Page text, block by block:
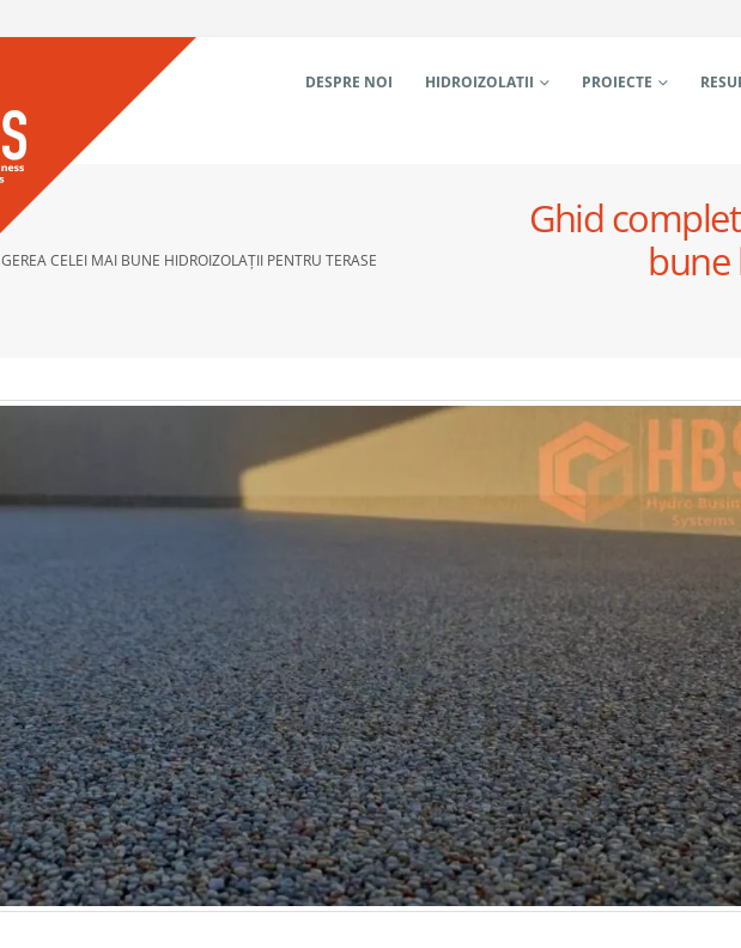
DESPRE NOI HIDROIZOLATII PROIECTE
CELEI MAI BUNE HIDROIZOLAȚII PENTRU TERASE
Ghid
bune